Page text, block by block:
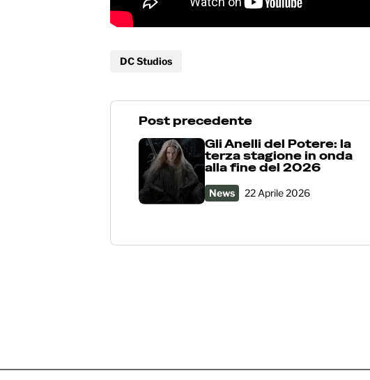
DC Studios
Post precedente
Gli Anelli del Potere: la
terza stagione in onda
alla fine del 2026
News 22 Aprile 2026